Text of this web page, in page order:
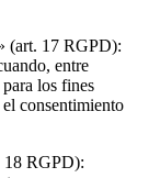
(art. 17 RGPD):
entre
los fines
consentimiento
18 RGPD):